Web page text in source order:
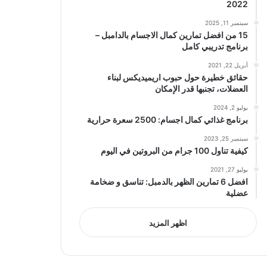
2022
سبتمبر 11, 2025
15 من افضل تمارين كمال الاجسام بالدامبل –
برنامج تدريبي كامل
أبريل 22, 2021
حقائق خطيرة حول حبوب اريميديكس لبناء
العضلات، تجنبها قدر الإمكان
يوليو 2, 2024
برنامج غذائي كمال اجسام: 2500 سعرة حرارية
سبتمبر 25, 2023
كيفية تناول 100 جرام من البروتين في اليوم
يوليو 27, 2021
افضل 6 تمارين الظهر بالدمبل: تناسق و ضخامة
عضلية
اظهر المزيد